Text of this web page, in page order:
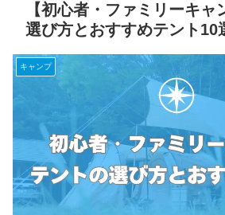
【初心者・ファミリーキャ
選び方とおすすめテント10
キャンプ